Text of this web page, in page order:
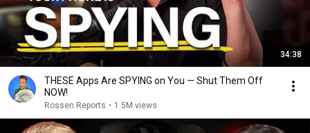
34:38
THESE Apps Are SPYING on You — Shut Them Off
NOW!
Rossen Reports • 1.5M views